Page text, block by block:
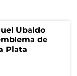
Ubaldo
de
Plata